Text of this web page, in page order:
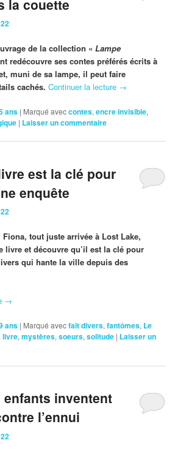
la couette
de la collection «Lampe
redécouvre ses contes préférés écrits à
muni de sa lampe, il peut faire
cachés. Continuer la lecture →
ans | Marqué aveccontes,encre invisible,
| Laisser un commentaire
est la clé pour
enquête
tout juste arrivée à Lost Lake,
livre et découvre qu’il est la clé pour
qui hante la ville depuis des
→
ans | Marqué avecfait divers,fantômes, Le
,livre,mystères,soeurs,solitude | Laisser un
enfants inventent
l’ennui